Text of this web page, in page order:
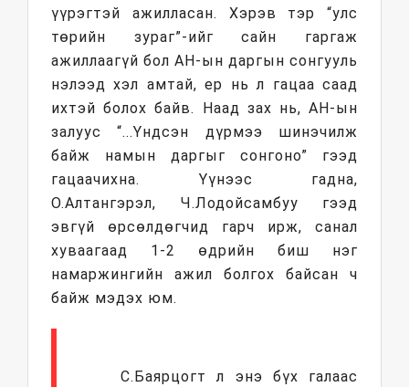
үүрэгтэй ажилласан. Хэрэв тэр “улс
төрийн зураг”-ийг сайн гаргаж
ажиллаагүй бол АН-ын даргын сонгууль
нэлээд хэл амтай, ер нь л гацаа саад
ихтэй болох байв. Наад зах нь, АН-ын
залуус “...Үндсэн дүрмээ шинэчилж
байж намын даргыг сонгоно” гээд
гацаачихна. Үүнээс гадна,
О.Алтангэрэл, Ч.Лодойсамбуу гээд
эвгүй өрсөлдөгчид гарч ирж, санал
хуваагаад 1-2 өдрийн биш нэг
намаржингийн ажил болгох байсан ч
байж мэдэх юм.
С.Баярцогт л энэ бүх галаас